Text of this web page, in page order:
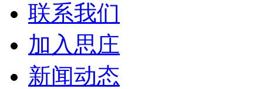
联系我们
加入思庄
新闻动态